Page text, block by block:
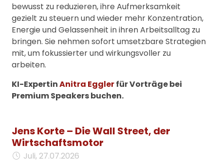
bewusst zu reduzieren, ihre Aufmerksamkeit
gezielt zu steuern und wieder mehr Konzentration,
Energie und Gelassenheit in ihren Arbeitsalltag zu
bringen. Sie nehmen sofort umsetzbare Strategien
mit, um fokussierter und wirkungsvoller zu
arbeiten.
KI-ExpertinAnitra Egglerfür Vorträge bei
Premium Speakers buchen.
Jens Korte – Die Wall Street, der
Wirtschaftsmotor
Juli, 27.07.2026